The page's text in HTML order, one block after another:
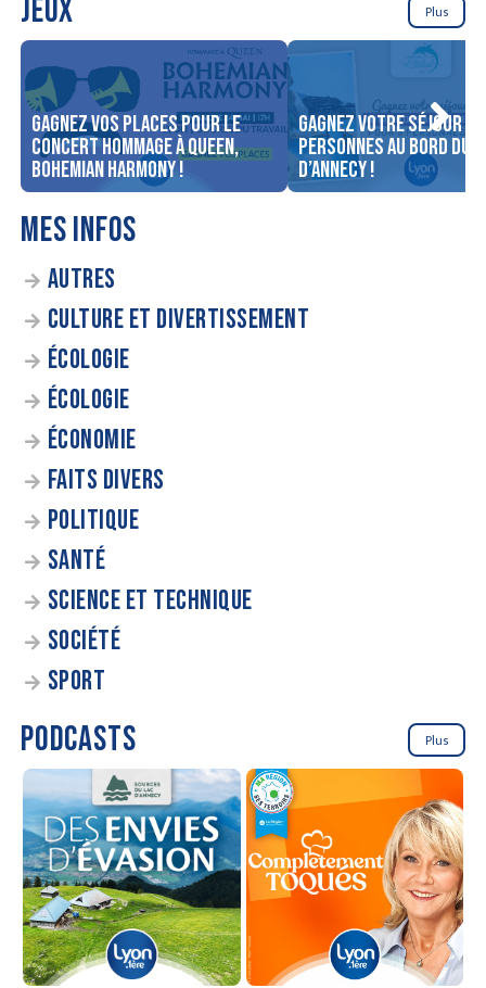
JEUX Plus
Gagnez vos places pour le
concert Hommage à Queen,
Bohemian Harmony !
Gagnez votre séjour
personnes au bord du
d’Annecy !
MES INFOS
AUTRES
CULTURE ET DIVERTISSEMENT
ÉCOLOGIE
ÉCOLOGIE
ÉCONOMIE
FAITS DIVERS
POLITIQUE
SANTÉ
SCIENCE ET TECHNIQUE
SOCIÉTÉ
SPORT
PODCASTS Plus